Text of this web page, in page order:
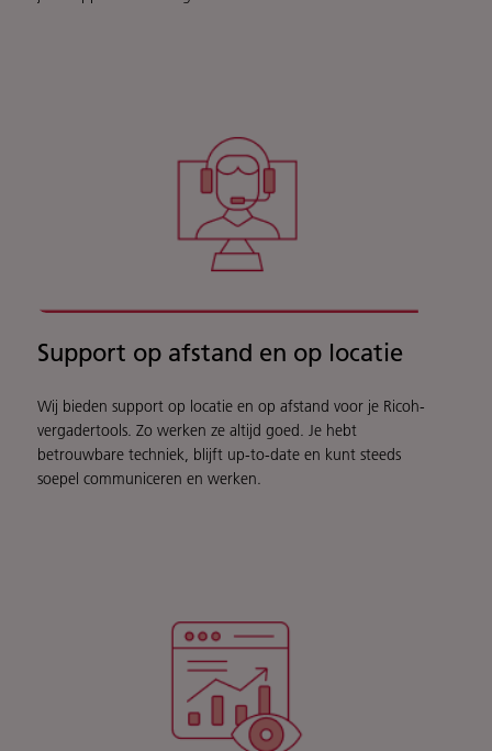
Support op afstand en op locatie
Wij bieden support op locatie en op afstand voor je Ricoh-
vergadertools. Zo werken ze altijd goed. Je hebt
betrouwbare techniek, blijft up-to-date en kunt steeds
soepel communiceren en werken.